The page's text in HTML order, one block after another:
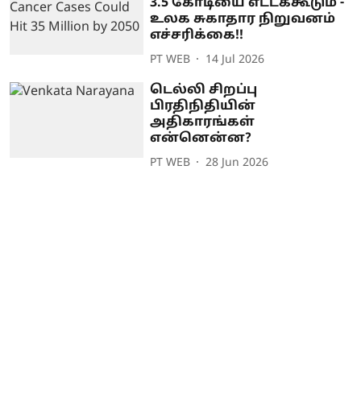
3.5 கோடியை எட்டக்கூடும் -
உலக சுகாதார நிறுவனம்
எச்சரிக்கை!!
PT WEB 14 Jul 2026
டெல்லி சிறப்பு
பிரதிநிதியின்
அதிகாரங்கள்
என்னென்ன?
PT WEB 28 Jun 2026